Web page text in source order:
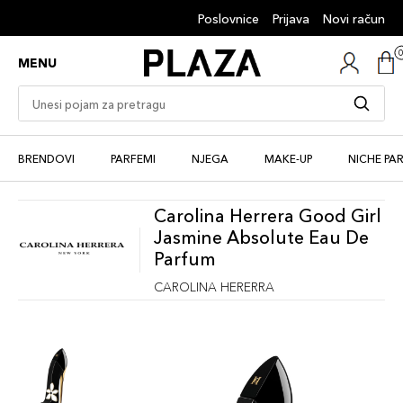
Poslovnice Prijava Novi račun
MENU
BRENDOVI PARFEMI NJEGA MAKE-UP NICHE
Carolina Herrera Good Girl
Jasmine Absolute Eau De
Parfum
CAROLINA HERERRA